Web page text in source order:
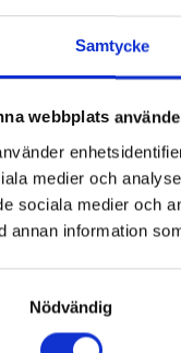
Samtycke
webbplats
medier och
sociala medier och
annan information
Nödvändig